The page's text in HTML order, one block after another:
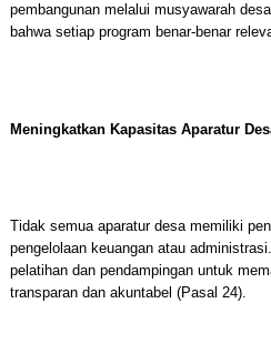
pembangunan melalui musyawarah
bahwa setiap program benar-benar
Meningkatkan Kapasitas Aparatur
Tidak semua aparatur desa memiliki
pengelolaan keuangan atau
pelatihan dan pendampingan untuk
transparan dan akuntabel (Pasal 24).